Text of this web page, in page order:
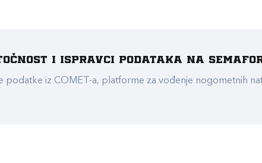
i ispravci podataka na
podatke iz COMET-a, platforme za vođenje nogometnih